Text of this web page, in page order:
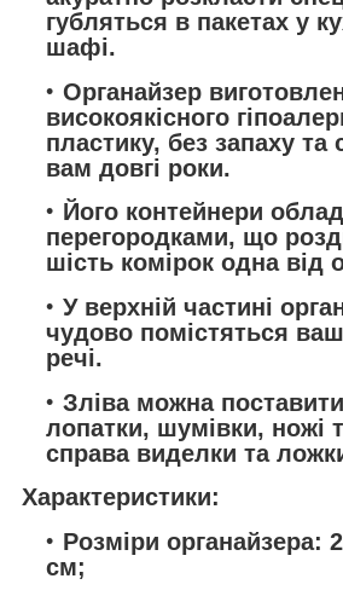
губляться в пакетах у
шафі.
Органайзер
високоякісного
пластику, без запаху та
вам довгі роки.
Його контейнери
перегородками, що
шість комірок одна від
У верхній частині
чудово помістяться
речі.
Зліва можна
лопатки, шумівки, ножі
справа виделки та
Характеристики:
Розміри органайзера:
см;